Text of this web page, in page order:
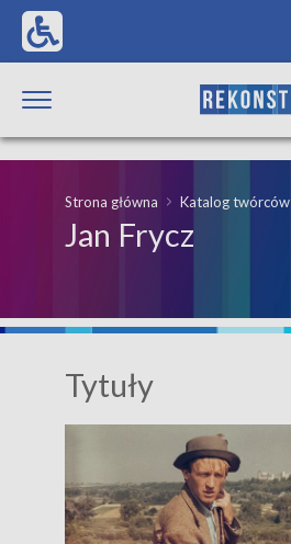
Strona główna Katalog twórców
Jan Frycz
Tytuły